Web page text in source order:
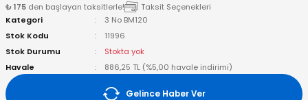
₺ 175 den başlayan taksitlerle!
Taksit Seçenekleri
Kategori
3 No BM120
Stok Kodu
11996
Stok Durumu
Stokta yok
Havale
886,25 TL (%5,00 havale indirimi)
Gelince Haber Ver
Kamışlar